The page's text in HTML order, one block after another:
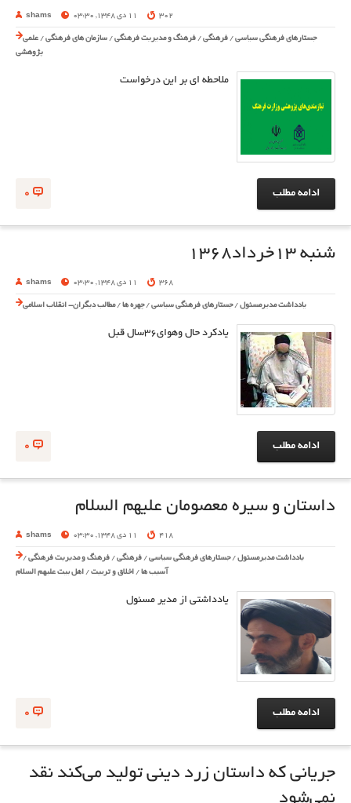
shams 11 دی 1348, 03:30 302
جستارهای فرهنگی سیاسی / فرهنگی / فرهنگ و مدیریت فرهنگی / سازمان های فرهنگی / علمی
پژوهشی
ملاحطه ای بر این درخواست
0 ادامه مطلب
شنبه 13خرداد1368
shams 11 دی 1348, 03:30 368
یادداشت مدیرمسئول /جستارهای فرهنگی سیاسی /چهره ها /مطالب دیگران- انقلاب اسلامی
یادکرد حال وهوای36سال قبل
0 ادامه مطلب
داستان و سیره معصومان علیهم السلام
shams 11 دی 1348, 03:30 418
یادداشت مدیرمسئول /جستارهای فرهنگی سیاسی / فرهنگی / فرهنگ و مدیریت فرهنگی /
آسیب ها / اخلاق و تربیت / اهل بیت علیهم السلام
یادداشتی از مدیر مسئول
0 ادامه مطلب
جریانی که داستان زرد دینی تولید می‌کند نقد
نمی‌شود